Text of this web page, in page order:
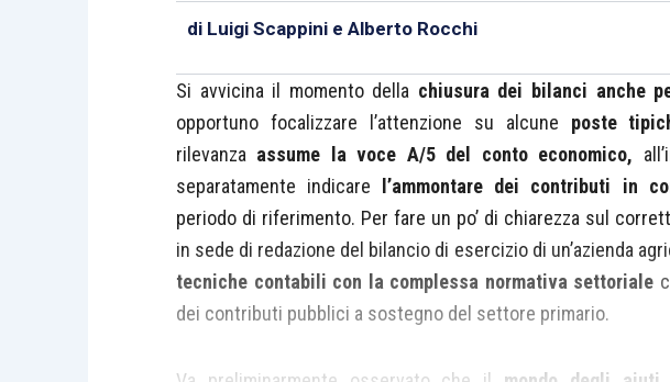
di Luigi Scappini e Alberto Rocchi
Si avvicina il momento della chiusura dei bilanci anche
opportuno focalizzare l’attenzione su alcune poste
rilevanza assume la voce A/5 del conto economico,
separatamente indicare
l’ammontare dei contributi in
periodo di riferimento. Per fare un po’ di chiarezza sul
in sede di redazione del bilancio di esercizio di un’azienda
tecniche contabili con la complessa normativa settoriale
dei contributi pubblici a sostegno del settore primario.